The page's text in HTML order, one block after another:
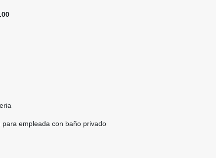
para empleada con baño privado